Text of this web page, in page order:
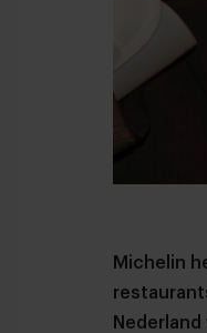
Michelin